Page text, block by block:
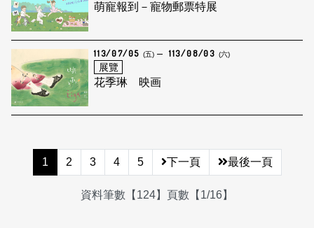
萌寵報到－寵物郵票特展
113/07/05 (五) 113/08/03 (六)
展覽
花季琳 映画
1 2 3 4 5 下一頁 最後一頁
資料筆數【124】頁數【1/16】